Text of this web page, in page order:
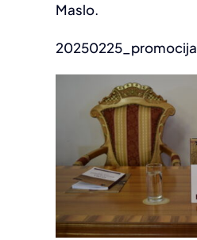
Maslo.
20250225_promocija